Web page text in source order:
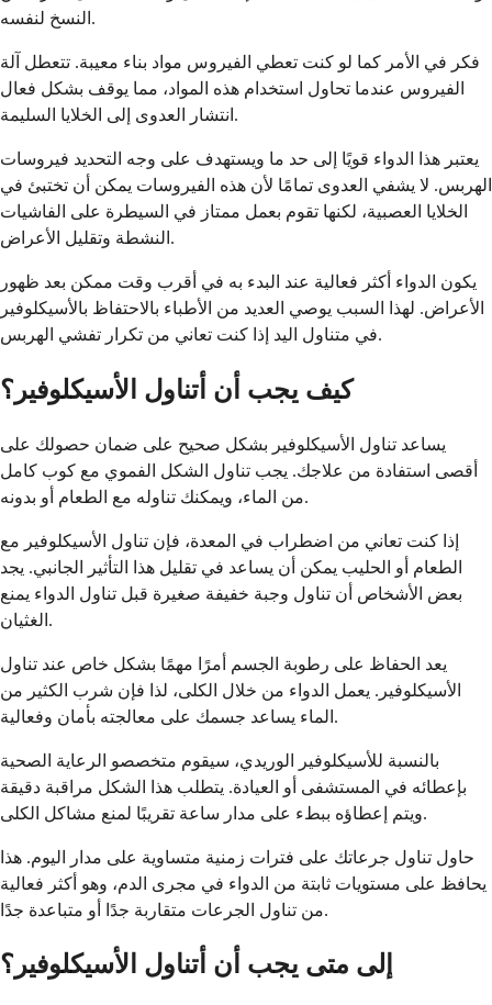
النسخ لنفسه.
فكر في الأمر كما لو كنت تعطي الفيروس مواد بناء معيبة. تتعطل آلة
الفيروس عندما تحاول استخدام هذه المواد، مما يوقف بشكل فعال
انتشار العدوى إلى الخلايا السليمة.
يعتبر هذا الدواء قويًا إلى حد ما ويستهدف على وجه التحديد فيروسات
الهربس. لا يشفي العدوى تمامًا لأن هذه الفيروسات يمكن أن تختبئ في
الخلايا العصبية، لكنها تقوم بعمل ممتاز في السيطرة على الفاشيات
النشطة وتقليل الأعراض.
يكون الدواء أكثر فعالية عند البدء به في أقرب وقت ممكن بعد ظهور
الأعراض. لهذا السبب يوصي العديد من الأطباء بالاحتفاظ بالأسيكلوفير
في متناول اليد إذا كنت تعاني من تكرار تفشي الهربس.
كيف يجب أن أتناول الأسيكلوفير؟
يساعد تناول الأسيكلوفير بشكل صحيح على ضمان حصولك على
أقصى استفادة من علاجك. يجب تناول الشكل الفموي مع كوب كامل
من الماء، ويمكنك تناوله مع الطعام أو بدونه.
إذا كنت تعاني من اضطراب في المعدة، فإن تناول الأسيكلوفير مع
الطعام أو الحليب يمكن أن يساعد في تقليل هذا التأثير الجانبي. يجد
بعض الأشخاص أن تناول وجبة خفيفة صغيرة قبل تناول الدواء يمنع
الغثيان.
يعد الحفاظ على رطوبة الجسم أمرًا مهمًا بشكل خاص عند تناول
الأسيكلوفير. يعمل الدواء من خلال الكلى، لذا فإن شرب الكثير من
الماء يساعد جسمك على معالجته بأمان وفعالية.
بالنسبة للأسيكلوفير الوريدي، سيقوم متخصصو الرعاية الصحية
بإعطائه في المستشفى أو العيادة. يتطلب هذا الشكل مراقبة دقيقة
ويتم إعطاؤه ببطء على مدار ساعة تقريبًا لمنع مشاكل الكلى.
حاول تناول جرعاتك على فترات زمنية متساوية على مدار اليوم. هذا
يحافظ على مستويات ثابتة من الدواء في مجرى الدم، وهو أكثر فعالية
من تناول الجرعات متقاربة جدًا أو متباعدة جدًا.
إلى متى يجب أن أتناول الأسيكلوفير؟